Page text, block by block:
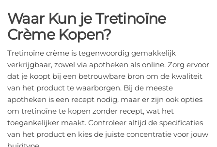
Waar Kun je Tretinoïne
Crème Kopen?
Tretinoïne crème is tegenwoordig gemakkelijk
verkrijgbaar, zowel via apotheken als online. Zorg ervoor
dat je koopt bij een betrouwbare bron om de kwaliteit
van het product te waarborgen. Bij de meeste
apotheken is een recept nodig, maar er zijn ook opties
om tretinoïne te kopen zonder recept, wat het
toegankelijker maakt. Controleer altijd de specificaties
van het product en kies de juiste concentratie voor jouw